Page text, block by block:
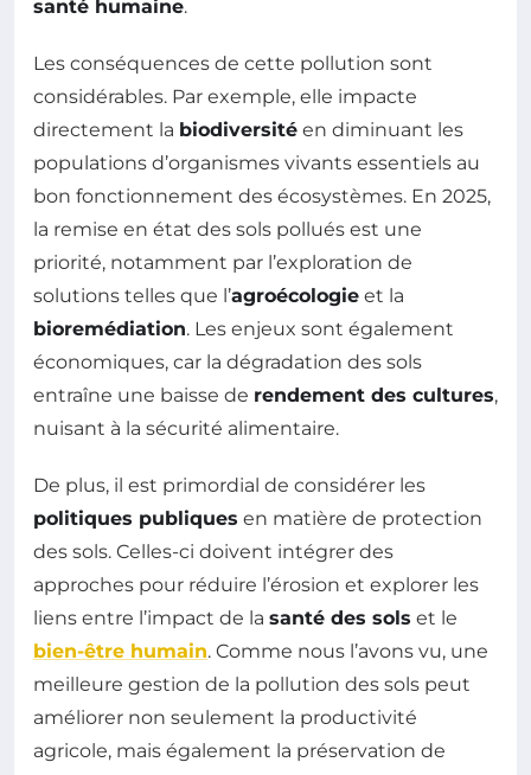
santé humaine.
Les conséquences de cette pollution sont
considérables. Par exemple, elle impacte
directement la biodiversité en diminuant les
populations d’organismes vivants essentiels au
bon fonctionnement des écosystèmes. En 2025,
la remise en état des sols pollués est une
priorité, notamment par l’exploration de
solutions telles que l’agroécologie et la
bioremédiation. Les enjeux sont également
économiques, car la dégradation des sols
entraîne une baisse de rendement des cultures,
nuisant à la sécurité alimentaire.
De plus, il est primordial de considérer les
politiques publiques en matière de protection
des sols. Celles-ci doivent intégrer des
approches pour réduire l’érosion et explorer les
liens entre l’impact de la santé des sols et le
bien-être humain. Comme nous l’avons vu, une
meilleure gestion de la pollution des sols peut
améliorer non seulement la productivité
agricole, mais également la préservation de